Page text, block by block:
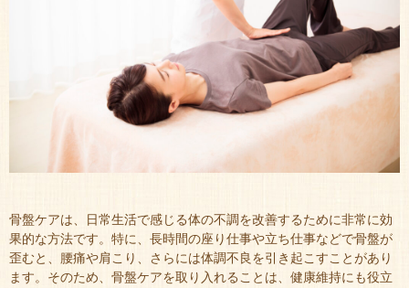
骨盤ケアは、日常生活で感じる体の不調を改善するために非常に効
果的な方法です。特に、長時間の座り仕事や立ち仕事などで骨盤が
歪むと、腰痛や肩こり、さらには体調不良を引き起こすことがあり
ます。そのため、骨盤ケアを取り入れることは、健康維持にも役立